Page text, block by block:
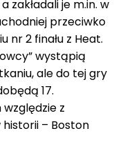
zakładali je m.in. w
przeciwko
nr 2 finału z Heat.
wystąpią
ale do tej gry
17.
z
– Boston